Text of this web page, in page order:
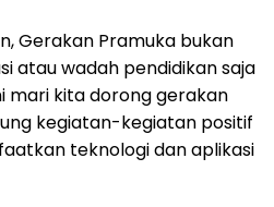
Gerakan Pramuka bukan
atau wadah pendidikan saja
mari kita dorong gerakan
kegiatan-kegiatan positif
teknologi dan aplikasi